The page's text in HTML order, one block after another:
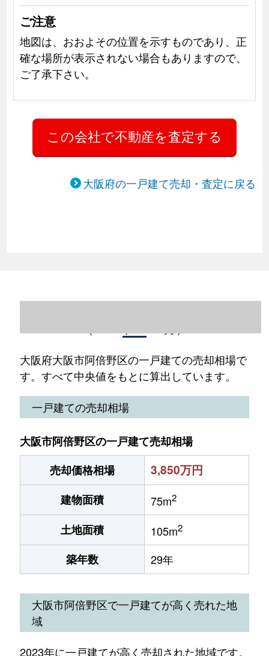
ご注意
地図は、おおよその位置を示すものであり、正
確な場所が表示されない場合もありますので、
ご了承下さい。
大阪府の一戸建て売却・査定に戻る
大阪府大阪市阿倍野区の一戸建ての売却相場で
す。すべて中央値をもとに算出しています。
一戸建ての売却相場
大阪市阿倍野区の一戸建て売却相場
売却価格相場
3,850万円
建物面積 75m2
土地面積 105m2
築年数 29年
大阪市阿倍野区で一戸建てが高く売れた地
域
2023年に一戸建てが高く売却された地域です。